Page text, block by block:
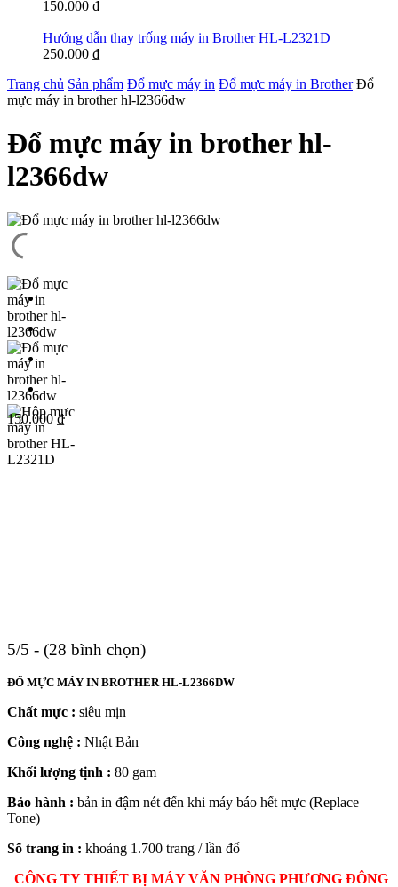
150.000 ₫
Hướng dẫn thay trống máy in Brother HL-L2321D
250.000 ₫
Trang chủ Sản phẩm Đổ mực máy in Đổ mực máy in Brother Đổ
mực máy in brother hl-l2366dw
Đổ mực máy in brother hl-
l2366dw
150.000₫
5/5 - (28 bình chọn)
ĐỔ MỰC MÁY IN BROTHER HL-L2366DW
Chất mực : siêu mịn
Công nghệ : Nhật Bản
Khối lượng tịnh : 80 gam
Bảo hành : bản in đậm nét đến khi máy báo hết mực (Replace
Tone)
Số trang in : khoảng 1.700 trang / lần đổ
CÔNG TY THIẾT BỊ MÁY VĂN PHÒNG PHƯƠNG ĐÔNG